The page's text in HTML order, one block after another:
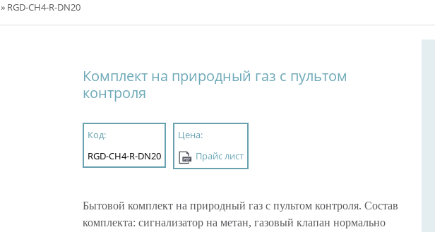
» RGD-CH4-R-DN20
Комплект на природный газ с пультом
контроля
Код:
RGD-CH4-R-DN20
Цена:
Прайс лист
Бытовой комплект на природный газ с пультом контроля. Состав
комплекта: сигнализатор на метан, газовый клапан нормально